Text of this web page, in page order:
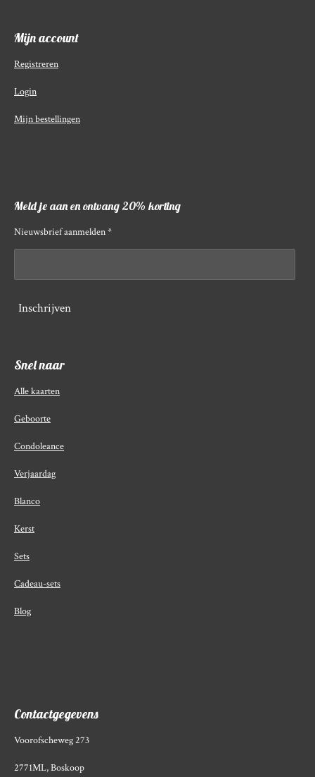
Mijn account
Registreren
Login
Mijn bestellingen
Meld je aan en ontvang 20% korting
Nieuwsbrief aanmelden *
Inschrijven
Snel naar
Alle kaarten
Geboorte
Condoleance
Verjaardag
Blanco
Kerst
Sets
Cadeau-sets
Blog
Contactgegevens
Voorofscheweg 273
2771ML, Boskoop